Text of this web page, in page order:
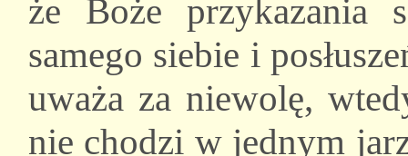
że Boże przykazania
samego siebie i
uważa za niewolę,
nie chodzi w jednym